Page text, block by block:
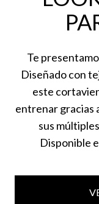
Te
Diseñado con
este
entrenar gracias
sus
Disponible